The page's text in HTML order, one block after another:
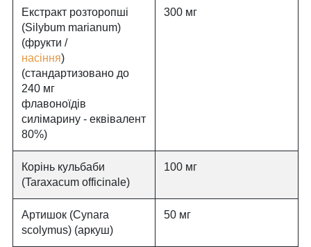
Екстракт розторопші
(Silybum marianum)
(фрукти /
насіння)
(стандартизовано до
240 мг
флавоноїдів
силімарину - еквівалент
80%)
300 мг
Корінь кульбаби
(Taraxacum officinale)
100 мг
Артишок (Cynara
scolymus) (аркуш)
50 мг